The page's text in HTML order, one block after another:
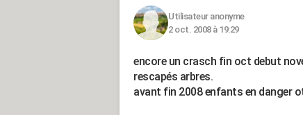
Utilisateur anonyme
2 oct. 2008 à 19:29
encore un crasch fin oct debut
rescapés arbres.
avant fin 2008 enfants en danger